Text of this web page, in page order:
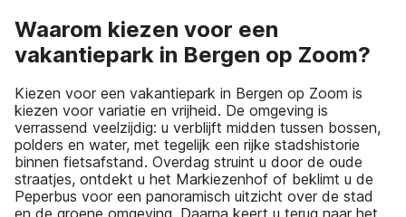
Waarom kiezen voor een
vakantiepark in Bergen op Zoom?
Kiezen voor een vakantiepark in Bergen op Zoom is
kiezen voor variatie en vrijheid. De omgeving is
verrassend veelzijdig: u verblijft midden tussen bossen,
polders en water, met tegelijk een rijke stadshistorie
binnen fietsafstand. Overdag struint u door de oude
straatjes, ontdekt u het Markiezenhof of beklimt u de
Peperbus voor een panoramisch uitzicht over de stad